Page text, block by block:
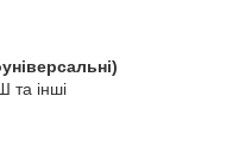
інші